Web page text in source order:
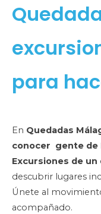
para
En Quedadas
conocer gente de
Excursiones de un
descubrir lugares
Únete al
acompañado.